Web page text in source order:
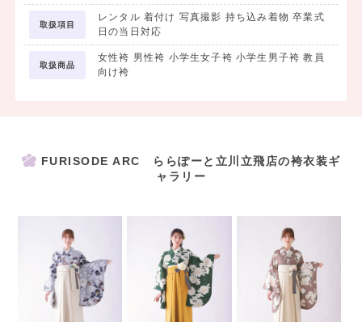
-------------------
ＭＹ袴よりお電話もしくはＷＥＢ予約にて
②「試着」
ご試着いただけます★
迷った時はスタッフからアドバイスも
させていただきます！
取扱項目
レンタル 着付け 写真撮影 持ち込み着物 卒業式
日の当日対応
取扱商品
女性袴 男性袴 小学生女子袴 小学生男子袴 教員
向け袴
FURISODE ARC ららぽーと立川立飛店の袴衣装ギ
ャラリー